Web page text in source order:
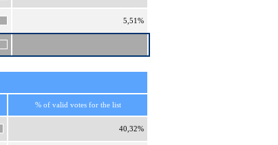
5,51%
% of valid votes for the list
40,32%